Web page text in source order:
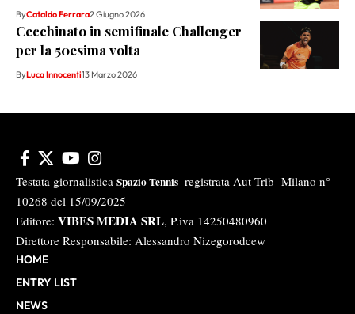
ByCataldo Ferrara2 Giugno 2026
Cecchinato in semifinale Challenger
per la 50esima volta
ByLuca Innocenti13 Marzo 2026
Testata giornalistica Spazio Tennis registrata Aut-Trib Milano n°
10268 del 15/09/2025
Editore: VIBES MEDIA SRL, P.iva 14250480960
Direttore Responsabile: Alessandro Nizegorodcew
HOME
ENTRY LIST
NEWS